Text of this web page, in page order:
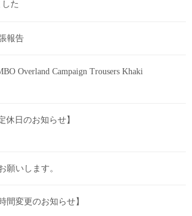
た
報告
Overland Campaign Trousers Khaki
休日のお知らせ】
願いします。
間変更のお知らせ】